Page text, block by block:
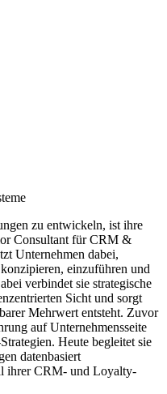
zu entwickeln, ist ihre
Consultant für CRM &
Unternehmen dabei,
einzuführen und
verbindet sie strategische
Sicht und sorgt
Mehrwert entsteht. Zuvor
auf Unternehmensseite
Heute begleitet sie
datenbasiert
ihrer CRM- und Loyalty-